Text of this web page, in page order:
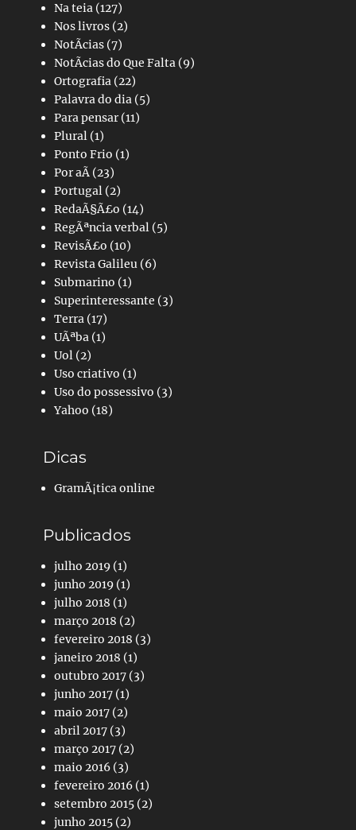
Na teia (127)
Nos livros (2)
NotÃ­cias (7)
NotÃ­cias do Que Falta (9)
Ortografia (22)
Palavra do dia (5)
Para pensar(11)
Plural (1)
Ponto Frio (1)
Por aÃ­ (23)
Portugal (2)
RedaÃ§Ã£o (14)
RegÃªncia verbal (5)
RevisÃ£o (10)
Revista Galileu (6)
Submarino (1)
Superinteressante (3)
Terra (17)
UÃªba (1)
Uol (2)
Uso criativo (1)
Uso do possessivo (3)
Yahoo (18)
Dicas
GramÃ¡tica online
Publicados
julho 2019 (1)
junho 2019 (1)
julho 2018 (1)
março 2018 (2)
fevereiro 2018 (3)
janeiro 2018 (1)
outubro 2017 (3)
junho 2017 (1)
maio 2017 (2)
abril 2017 (3)
março 2017 (2)
maio 2016 (3)
fevereiro 2016 (1)
setembro 2015 (2)
junho 2015 (2)